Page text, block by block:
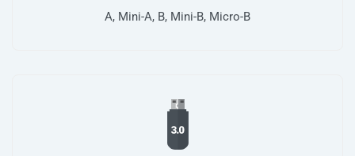
A, Mini-A, B, Mini-B, Micro-B